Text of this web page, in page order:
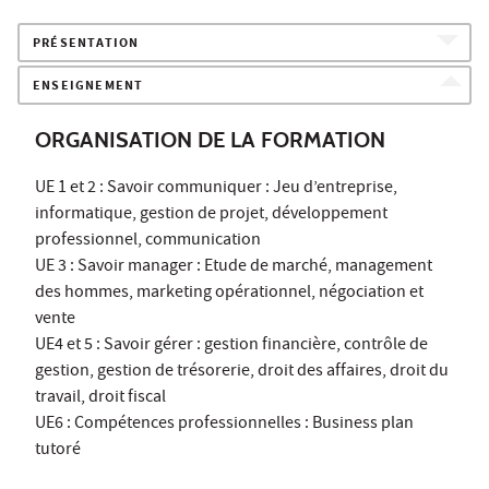
PRÉSENTATION
ENSEIGNEMENT
ORGANISATION DE LA FORMATION
UE 1 et 2 : Savoir communiquer : Jeu d’entreprise,
informatique, gestion de projet, développement
professionnel, communication
UE 3 : Savoir manager : Etude de marché, management
des hommes, marketing opérationnel, négociation et
vente
UE4 et 5 : Savoir gérer : gestion financière, contrôle de
gestion, gestion de trésorerie, droit des affaires, droit du
travail, droit fiscal
UE6 : Compétences professionnelles : Business plan
tutoré